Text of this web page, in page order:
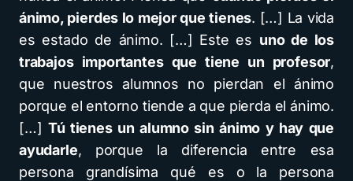
ánimo, pierdes lo mejor que tienes. […] La vida
es estado de ánimo. […] Este es uno de los
trabajos importantes que tiene un profesor,
que nuestros alumnos no pierdan el ánimo
porque el entorno tiende a que pierda el ánimo.
[…] Tú tienes un alumno sin ánimo y hay que
ayudarle, porque la diferencia entre esa
persona grandísima qué es o la persona